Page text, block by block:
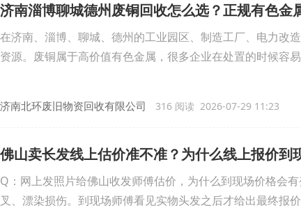
济南淄博聊城德州废铜回收怎么选？正规有色金
在济南、淄博、聊城、德州的工业园区、制造工厂、电力改
资源。废铜属于高价值有色金属，很多企业在处置的时候容
济南北环废旧物资回收有限公司 316 阅读 2026-07-29 11:23
佛山卖长发线上估价准不准？为什么线上报价到
Q：网上发照片给佛山收发师傅估价，为什么到现场价格会
叉、漂染损伤。到现场师傅看见实物头发之后才给出最终报